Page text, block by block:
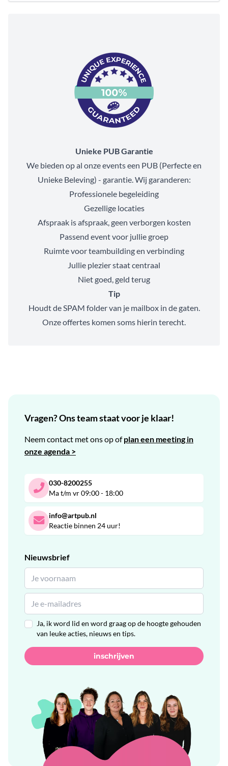
Unieke PUB Garantie
We bieden op al onze events een PUB (Perfecte en
Unieke Beleving) - garantie. Wij garanderen:
Professionele begeleiding
Gezellige locaties
Afspraak is afspraak, geen verborgen kosten
Passend event voor jullie groep
Ruimte voor teambuilding en verbinding
Jullie plezier staat centraal
Niet goed, geld terug
Tip
Houdt de SPAM folder van je mailbox in de gaten.
Onze offertes komen soms hierin terecht.
Vragen? Ons team staat voor je klaar!
Neem contact met ons op ofplan een meeting in
onze agenda >
030-8200255
Ma t/m vr 09:00 - 18:00
info@artpub.nl
Reactie binnen 24 uur!
Nieuwsbrief
Ja, ik word lid en word graag op de hoogte gehouden
van leuke acties, nieuws en tips.